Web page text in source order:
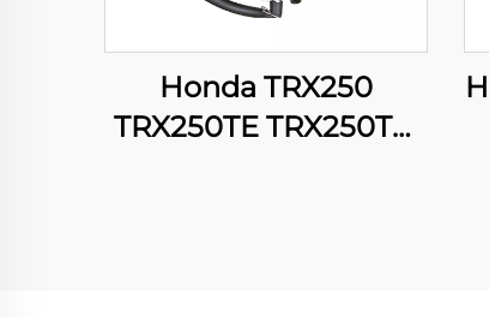
Honda TRX250
TRX250TE TRX250TM